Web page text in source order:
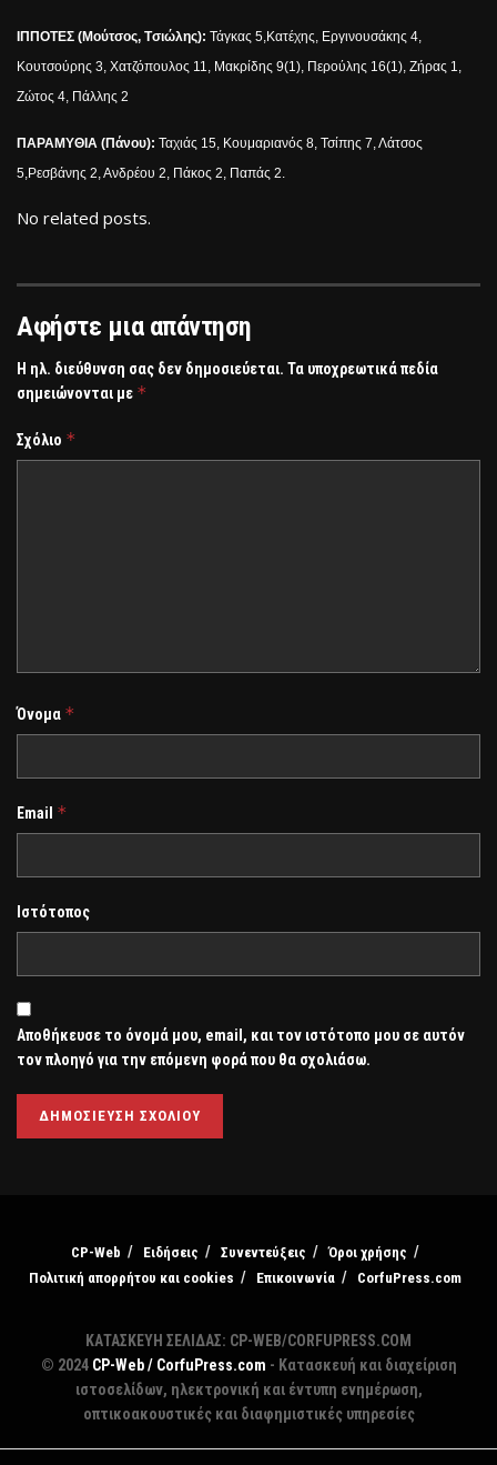
ΙΠΠΟΤΕΣ (Μούτσος, Tσιώλης): Τάγκας 5,Κατέχης, Εργινουσάκης 4,
Κουτσούρης 3, Χατζόπουλος 11, Μακρίδης 9(1), Περούλης 16(1), Ζήρας 1,
Ζώτος 4, Πάλλης 2
ΠΑΡΑΜΥΘΙΑ (Πάνου): Ταχιάς 15, Κουμαριανός 8, Τσίπης 7, Λάτσος
5,Ρεσβάνης 2, Ανδρέου 2, Πάκος 2, Παπάς 2.
No related posts.
Αφήστε μια απάντηση
Η ηλ. διεύθυνση σας δεν δημοσιεύεται. Τα υποχρεωτικά πεδία
σημειώνονται με *
Σχόλιο *
Όνομα *
Email *
Ιστότοπος
Αποθήκευσε το όνομά μου, email, και τον ιστότοπο μου σε αυτόν
τον πλοηγό για την επόμενη φορά που θα σχολιάσω.
CP-Web Ειδήσεις Συνεντεύξεις
Όροι χρήσης
Πολιτική απορρήτου και cookies
Επικοινωνία CorfuPress.com
ΚΑΤΑΣΚΕΥΗ ΣΕΛΙΔΑΣ: CP-WEB/CORFUPRESS.COM
© 2024 CP-Web / CorfuPress.com - Κατασκευή και διαχείριση
ιστοσελίδων, ηλεκτρονική και έντυπη ενημέρωση,
οπτικοακουστικές και διαφημιστικές υπηρεσίες